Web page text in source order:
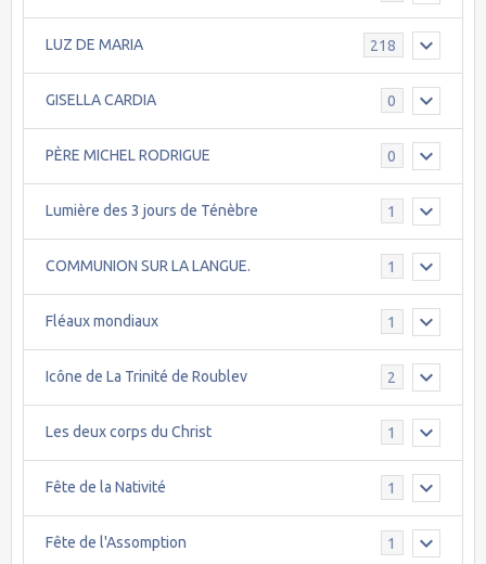
LUZ DE MARIA 218
GISELLA CARDIA 0
PÈRE MICHEL RODRIGUE 0
Lumière des 3 jours de Ténèbre 1
COMMUNION SUR LA LANGUE. 1
Fléaux mondiaux 1
Icône de La Trinité de Roublev 2
Les deux corps du Christ 1
Fête de la Nativité 1
Fête de l'Assomption 1